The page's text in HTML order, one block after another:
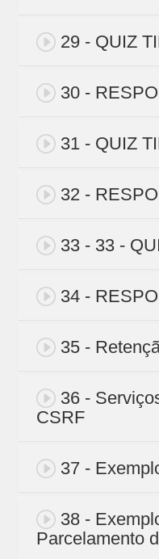
29 - QUIZ
30 -
31 - QUIZ
32 -
33 - 33 -
34 -
35 -
36 -
CSRF
37 -
38 -
Parcelamento